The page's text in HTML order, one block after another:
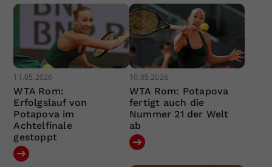
11.05.2026
WTA Rom:
Erfolgslauf von
Potapova im
Achtelfinale
gestoppt
10.05.2026
WTA Rom: Potapova
fertigt auch die
Nummer 21 der Welt
ab